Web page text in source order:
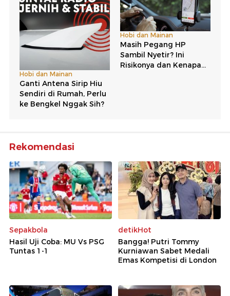
Rekomendasi
Sepakbola
Hasil Uji Coba: MU Vs PSG
Tuntas 1-1
detikHot
Bangga! Putri Tommy
Kurniawan Sabet Medali
Emas Kompetisi di London